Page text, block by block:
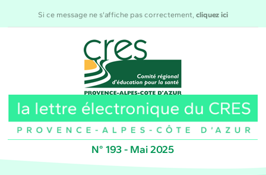
Si ce message ne s'affiche pas correctement, cliquez ici
N° 193 - Mai 2025